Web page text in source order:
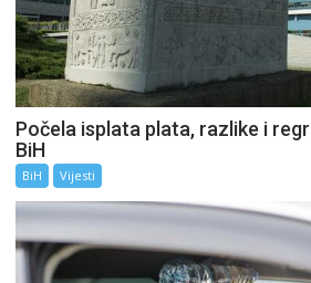
Počela isplata plata, razlike i
BiH
BiH Vijesti